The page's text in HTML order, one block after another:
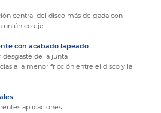
central del disco más delgada con
un único eje
con acabado lapeado
de la junta
a la menor fricción entre el disco y la
aplicaciones